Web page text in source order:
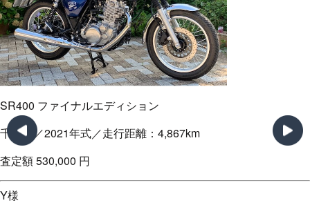
クロスカブ110
千葉県／2021年式／走行距離：2,841km
査定額286,000 円
H様